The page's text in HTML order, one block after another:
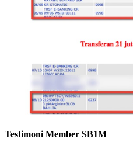
Testimoni Member SB1M